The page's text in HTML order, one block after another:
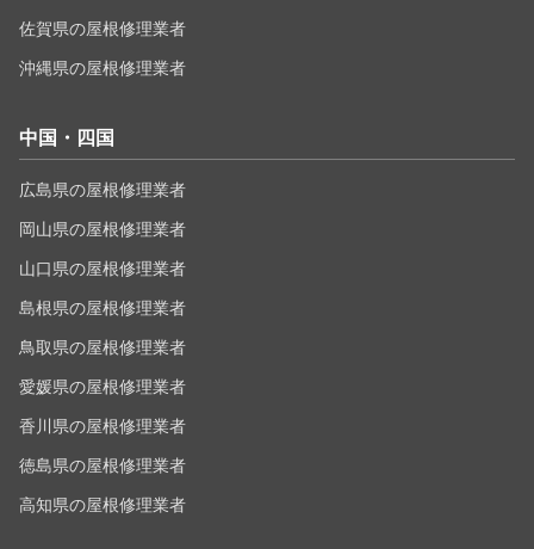
佐賀県の屋根修理業者
沖縄県の屋根修理業者
中国・四国
広島県の屋根修理業者
岡山県の屋根修理業者
山口県の屋根修理業者
島根県の屋根修理業者
鳥取県の屋根修理業者
愛媛県の屋根修理業者
香川県の屋根修理業者
徳島県の屋根修理業者
高知県の屋根修理業者